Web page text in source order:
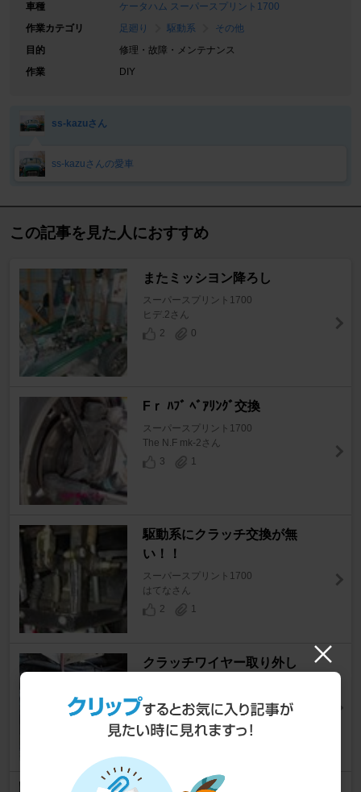
車種
ケータハム スーパースプリント1700
作業カテゴリ
足廻り 駆動系
その他
目的
修理・故障・メンテナンス
作業
DIY
ss-kazuさん
ss-kazuさんの愛車
この記事を見た人におすすめ
またミッシヨン降ろし
スーパースプリント1700
ヒデ.2さん
2
0
Fｒ ﾊﾌﾞ ﾍﾞｱﾘﾝｸﾞ交換
スーパースプリント1700
The N.F mk-2さん
3
1
駆動系にクラッチ交換が無
い！！
スーパースプリント1700
はてなさん
2
1
クラッチワイヤー取り外し
ZakSevenさん
7
0